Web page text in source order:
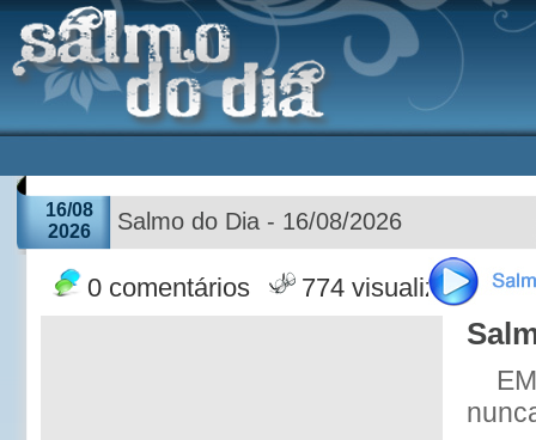
16/08
2026
Salmo do Dia - 16/08/2026
0 comentários 774 visualizações